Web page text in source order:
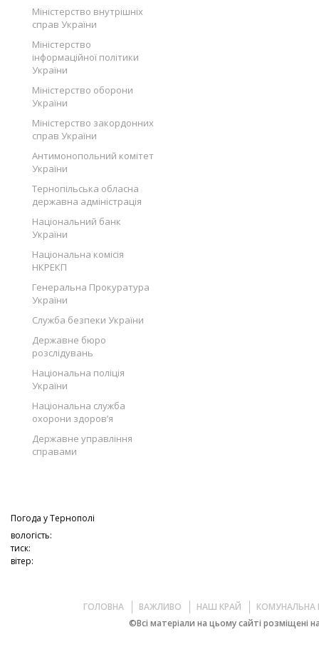
Міністерство внутрішніх
справ України
Міністерство
інформаційної політики
України
Міністерство оборони
України
Міністерство закордонних
справ України
Антимонопольний комітет
України
Тернопільська обласна
державна адміністрація
Національний банк
України
Національна комісія
НКРЕКП
Генеральна Прокуратура
України
Служба безпеки України
Державне бюро
розслідувань
Національна поліція
України
Національна служба
охорони здоров’я
Державне управління
справами
Погода уТернополі
вологість:
тиск:
вітер:
ГОЛОВНА ВАЖЛИВО НАШ КРАЙ
КОМУНАЛЬНА
©Всі матеріали на цьому сайті розміщені